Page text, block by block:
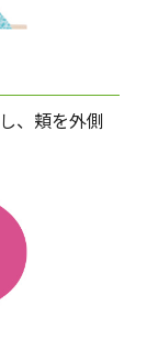
、頬を外側